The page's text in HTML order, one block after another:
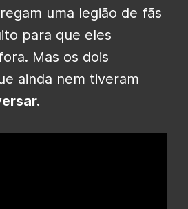
uma legião de fãs
para que eles
Mas os dois
ainda nem tiveram